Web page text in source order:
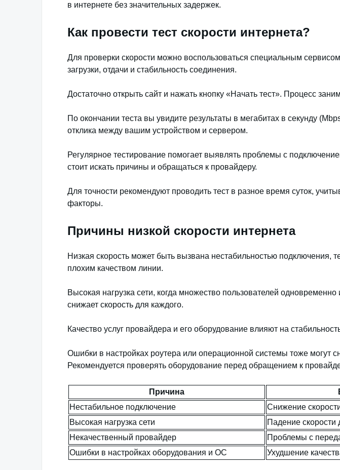
в интернете без значительных задержек.
Как провести тест скорости интернета?
Для проверки скорости можно воспользоваться специальным
загрузки, отдачи и стабильность соединения.
Достаточно открыть сайт и нажать кнопку «Начать тест». Процесс
По окончании теста вы увидите результаты в мегабитах в секунду
отклика между вашим устройством и сервером.
Регулярное тестирование помогает выявлять проблемы с
стоит искать причины и обращаться к провайдеру.
Для точности рекомендуют проводить тест в разное время суток,
факторы.
Причины низкой скорости интернета
Низкая скорость может быть вызвана нестабильностью подключения,
плохим качеством линии.
Высокая нагрузка сети, когда множество пользователей одновременно
снижает скорость для каждого.
Качество услуг провайдера и его оборудование влияют на
Ошибки в настройках роутера или операционной системы тоже могут
Рекомендуется проверять оборудование перед обращением к
Причина
Нестабильное подключение
Снижение
Высокая нагрузка сети
Падение скорости
Некачественный провайдер
Проблемы с
Ошибки в настройках оборудования и ОС
Ухудшение